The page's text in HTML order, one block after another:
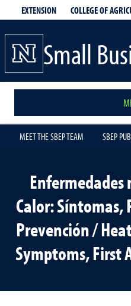
EXTENSION COLLEGE OF
Small
MEET THE SBEP TEAM SBEP
Enfermedades
Calor: Síntomas,
Prevención /
Symptoms, First